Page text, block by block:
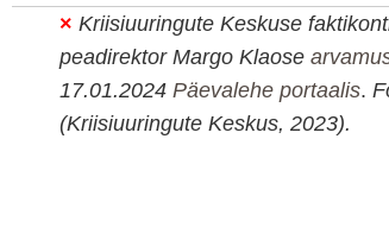
× Kriisiuuringute Keskuse
peadirektor Margo Klaose
17.01.2024 Päevalehe portaalis.
(Kriisiuuringute Keskus, 2023).